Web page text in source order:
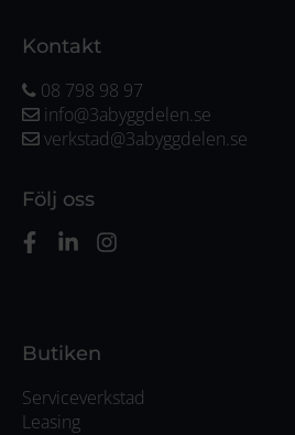
Kontakt
08 798 98 97
info@3abyggdelen.se
verkstad@3abyggdelen.se
Följ oss
Butiken
Serviceverkstad
Leasing